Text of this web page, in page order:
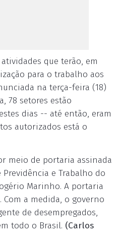
que terão, em
para o trabalho aos
na terça-feira (18)
78 setores estão
dias -- até então, eram
autorizados está o
meio de portaria assinada
e Trabalho do
Marinho. A portaria
a medida, o governo
de desempregados,
todo o Brasil. (Carlos